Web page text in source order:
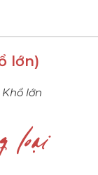
lớn)
lớn
loại